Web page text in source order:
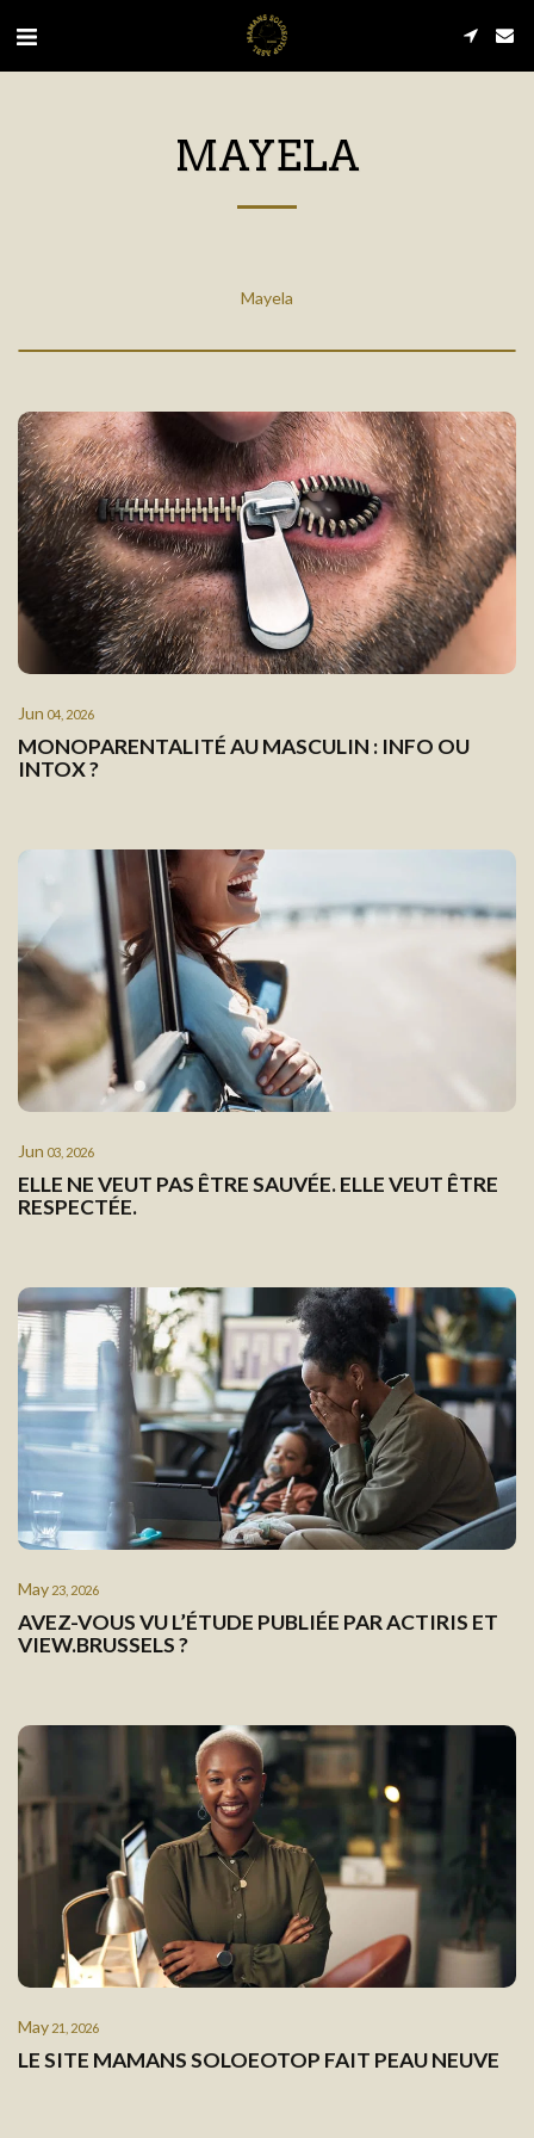
MAYELA
Mayela
Jun 04, 2026
MONOPARENTALITÉ AU MASCULIN : INFO OU
INTOX ?
Jun 03, 2026
ELLE NE VEUT PAS ÊTRE SAUVÉE. ELLE VEUT ÊTRE
RESPECTÉE.
May 23, 2026
AVEZ-VOUS VU L’ÉTUDE PUBLIÉE PAR ACTIRIS ET
VIEW.BRUSSELS ?
May 21, 2026
LE SITE MAMANS SOLOEOTOP FAIT PEAU NEUVE